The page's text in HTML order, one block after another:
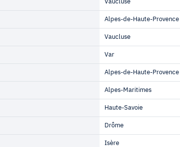
Vaucluse
Alpes-de-Haute-Provence
Vaucluse
Var
Alpes-de-Haute-Provence
Alpes-Maritimes
Haute-Savoie
Drôme
Isère